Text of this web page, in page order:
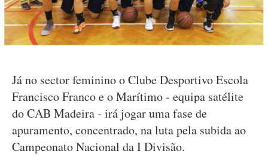
Já no sector feminino o Clube Desportivo Escola
Francisco Franco e o Marítimo - equipa satélite
do CAB Madeira - irá jogar uma fase de
apuramento, concentrado, na luta pela subida ao
Campeonato Nacional da I Divisão.